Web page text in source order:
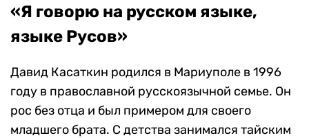
«Я говорю на русском языке,
языке Русов»
Давид Касаткин родился в Мариуполе в 1996
году в православной русскоязычной семье. Он
рос без отца и был примером для своего
младшего брата. С детства занимался тайским